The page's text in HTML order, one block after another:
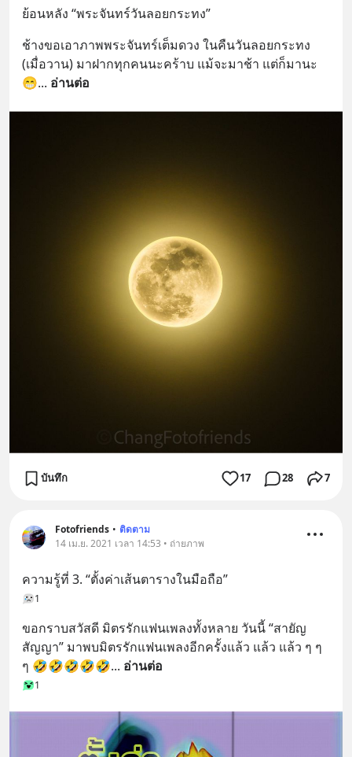
ย้อนหลัง “พระจันทร์วันลอยกระทง”
ช้างขอเอาภาพพระจันทร์เต็มดวง ในคืนวันลอยกระทง
(เมื่อวาน) มาฝากทุกคนนะคร้าบ แม้จะมาช้า แต่ก็มานะ
😁... อ่านต่อ
บันทึก 17 28 7
Fotofriends • ติดตาม
14 เม.ย. 2021 เวลา 14:53 • ถ่ายภาพ
ความรู้ที่ 3. “ตั้งค่าเส้นตารางในมือถือ”
1
ขอกราบสวัสดี มิตรรักแฟนเพลงทั้งหลาย วันนี้ “สายัญ
สัญญา” มาพบมิตรรักแฟนเพลงอีกครั้งแล้ว แล้ว แล้ว ๆ ๆ
ๆ 🤣🤣🤣🤣🤣... อ่านต่อ
1